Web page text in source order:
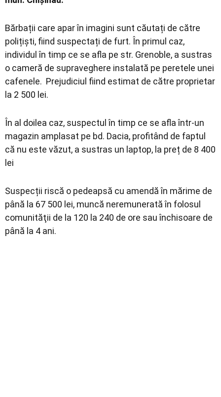
Bărbații care apar în imagini sunt căutați de către
polițiști, fiind suspectați de furt. În primul caz,
individul în timp ce se afla pe str. Grenoble, a sustras
o cameră de supraveghere instalată pe peretele unei
cafenele. Prejudiciul fiind estimat de către proprietar
la 2 500 lei.
În al doilea caz, suspectul în timp ce se afla într-un
magazin amplasat pe bd. Dacia, profitând de faptul
că nu este văzut, a sustras un laptop, la preț de 8 400
lei
Suspecții riscă o pedeapsă cu amendă în mărime de
până la 67 500 lei, muncă neremunerată în folosul
comunităţii de la 120 la 240 de ore sau închisoare de
până la 4 ani.